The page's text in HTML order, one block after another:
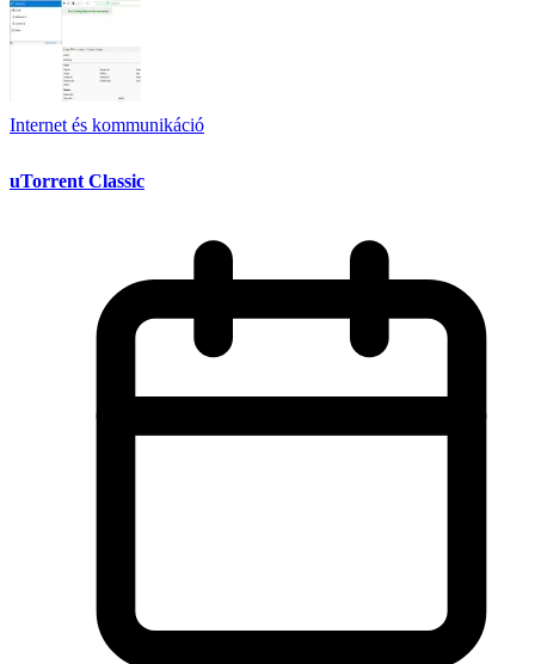
Internet és kommunikáció
uTorrent Classic